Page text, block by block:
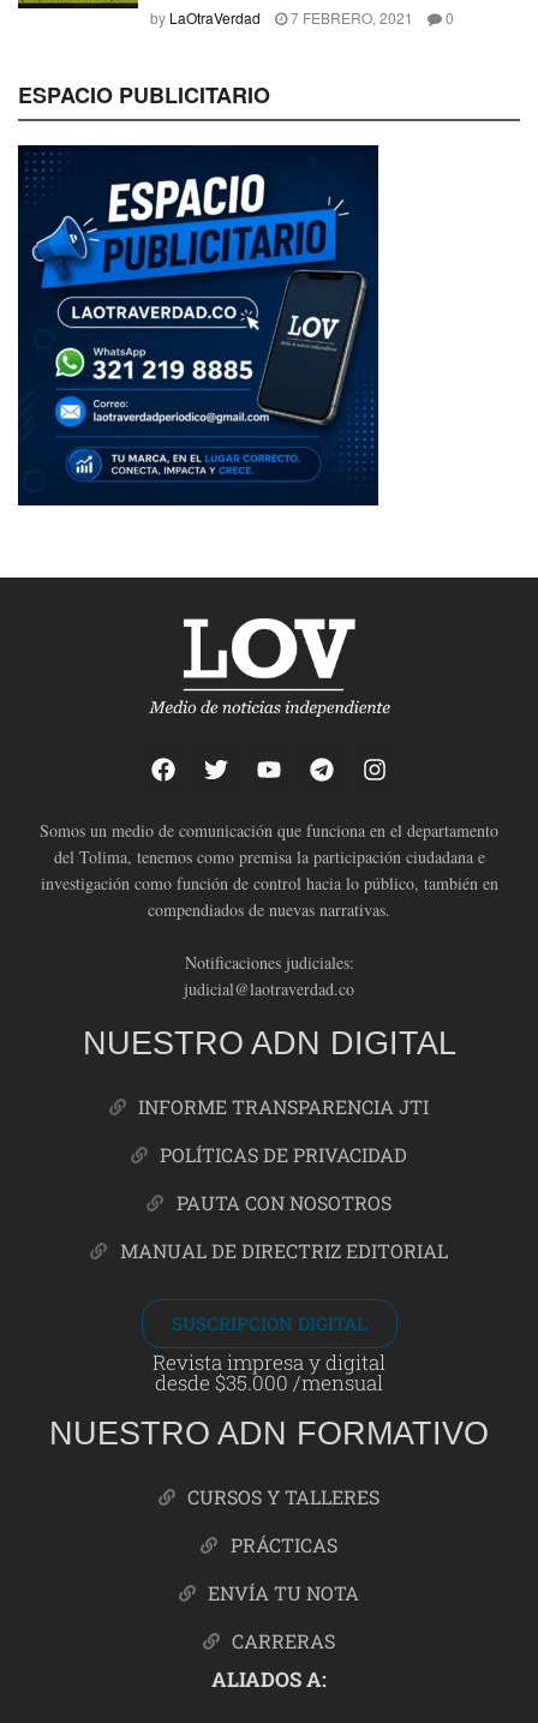
by LaOtraVerdad 7 FEBRERO, 2021 0
ESPACIO PUBLICITARIO
Somos un medio de comunicación que funciona en el departamento
del Tolima, tenemos como premisa la participación ciudadana e
investigación como función de control hacia lo público, también en
compendiados de nuevas narrativas.
Notificaciones judiciales:
judicial@laotraverdad.co
NUESTRO ADN DIGITAL
INFORME TRANSPARENCIA JTI
POLÍTICAS DE PRIVACIDAD
PAUTA CON NOSOTROS
MANUAL DE DIRECTRIZ EDITORIAL
SUSCRIPCIÓN DIGITAL
Revista impresa y digital
desde $35.000 /mensual
NUESTRO ADN FORMATIVO
CURSOS Y TALLERES
PRÁCTICAS
ENVÍA TU NOTA
CARRERAS
ALIADOS A: